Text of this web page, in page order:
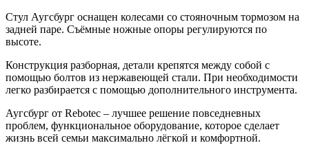
Стул Аугсбург оснащен колесами со стояночным тормозом на
задней паре. Съёмные ножные опоры регулируются по
высоте.
Конструкция разборная, детали крепятся между собой с
помощью болтов из нержавеющей стали. При необходимости
легко разбирается с помощью дополнительного инструмента.
Аугсбург от Rebotec – лучшее решение повседневных
проблем, функциональное оборудование, которое сделает
жизнь всей семьи максимально лёгкой и комфортной.